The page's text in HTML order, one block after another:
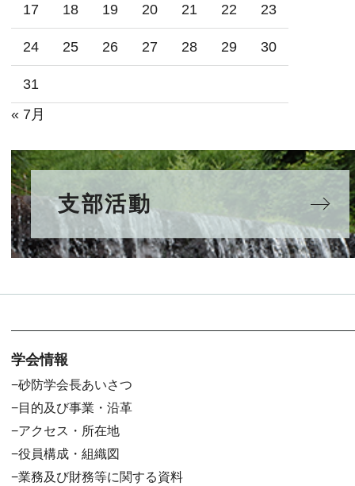
17 18 19 20 21 22 23
24 25 26 27 28 29 30
31
« 7月
支部活動
学会情報
砂防学会長あいさつ
目的及び事業・沿革
アクセス・所在地
役員構成・組織図
業務及び財務等に関する資料